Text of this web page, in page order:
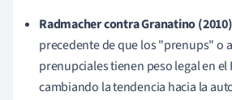
Radmacher contra Granatino
precedente de que los "prenups" o
prenupciales tienen peso legal en el
cambiando la tendencia hacia la